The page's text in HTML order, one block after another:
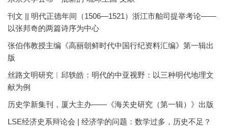
刊文 || 明代正德年间（1506—1521）浙江市舶司提举考论——
以张邦奇的两篇诗序为中心
张伯伟教授主编《高丽朝鲜时代中国行纪资料汇编》第一辑出
版
丝路文明研究︱邱轶皓：明代的中亚视野：以三种明代地理文
献为例
历史学新集刊，厦大主办——《海关史研究（第一辑）》出版
LSE经济史系辩论会 | 经济学的问题：数学过多，历史不足？